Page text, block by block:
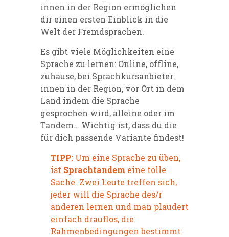
innen in der Region ermöglichen
dir einen ersten Einblick in die
Welt der Fremdsprachen.
Es gibt viele Möglichkeiten eine
Sprache zu lernen: Online, offline,
zuhause, bei Sprachkursanbieter:
innen in der Region, vor Ort in dem
Land indem die Sprache
gesprochen wird, alleine oder im
Tandem… Wichtig ist, dass du die
für dich passende Variante findest!
TIPP: Um eine Sprache zu üben,
ist Sprachtandem eine tolle
Sache. Zwei Leute treffen sich,
jeder will die Sprache des/r
anderen lernen und man plaudert
einfach drauflos, die
Rahmenbedingungen bestimmt